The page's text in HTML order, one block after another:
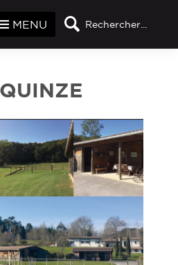
Rechercher...
MENU
cookies